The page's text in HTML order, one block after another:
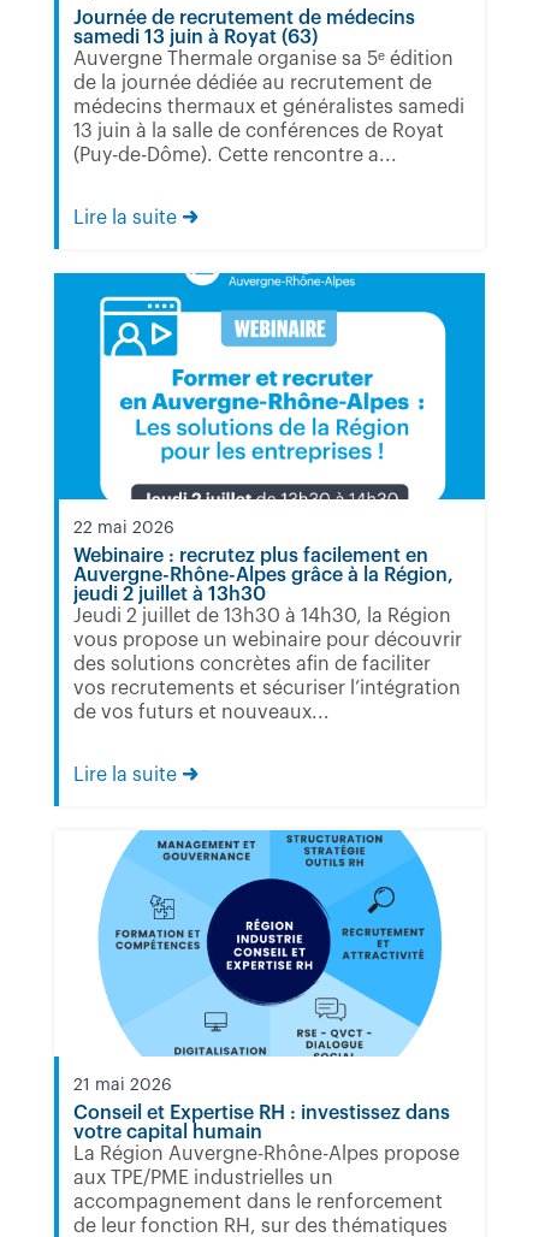
Journée de recrutement de médecins
samedi 13 juin à Royat (63)
Auvergne Thermale organise sa 5ᵉ édition
de la journée dédiée au recrutement de
médecins thermaux et généralistes samedi
13 juin à la salle de conférences de Royat
(Puy-de-Dôme). Cette rencontre a...
Lire la suite
Webinaire : recrutez plus facilement en
Auvergne-Rhône-Alpes grâce à la Région,
jeudi 2 juillet à 13h30
22 mai 2026
Jeudi 2 juillet de 13h30 à 14h30, la Région
vous propose un webinaire pour découvrir
des solutions concrètes afin de faciliter
vos recrutements et sécuriser l’intégration
de vos futurs et nouveaux...
Lire la suite
Conseil et Expertise RH : investissez dans
votre capital humain
21 mai 2026
La Région Auvergne-Rhône-Alpes propose
aux TPE/PME industrielles un
accompagnement dans le renforcement
de leur fonction RH, sur des thématiques